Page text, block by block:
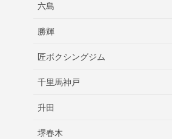
六島
勝輝
匠ボクシングジム
千里馬神戸
升田
堺春木